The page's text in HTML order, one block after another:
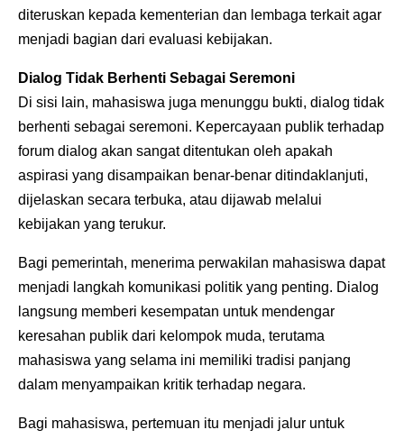
diteruskan kepada kementerian dan lembaga terkait agar
menjadi bagian dari evaluasi kebijakan.
Dialog Tidak Berhenti Sebagai Seremoni
Di sisi lain, mahasiswa juga menunggu bukti, dialog tidak
berhenti sebagai seremoni. Kepercayaan publik terhadap
forum dialog akan sangat ditentukan oleh apakah
aspirasi yang disampaikan benar-benar ditindaklanjuti,
dijelaskan secara terbuka, atau dijawab melalui
kebijakan yang terukur.
Bagi pemerintah, menerima perwakilan mahasiswa dapat
menjadi langkah komunikasi politik yang penting. Dialog
langsung memberi kesempatan untuk mendengar
keresahan publik dari kelompok muda, terutama
mahasiswa yang selama ini memiliki tradisi panjang
dalam menyampaikan kritik terhadap negara.
Bagi mahasiswa, pertemuan itu menjadi jalur untuk